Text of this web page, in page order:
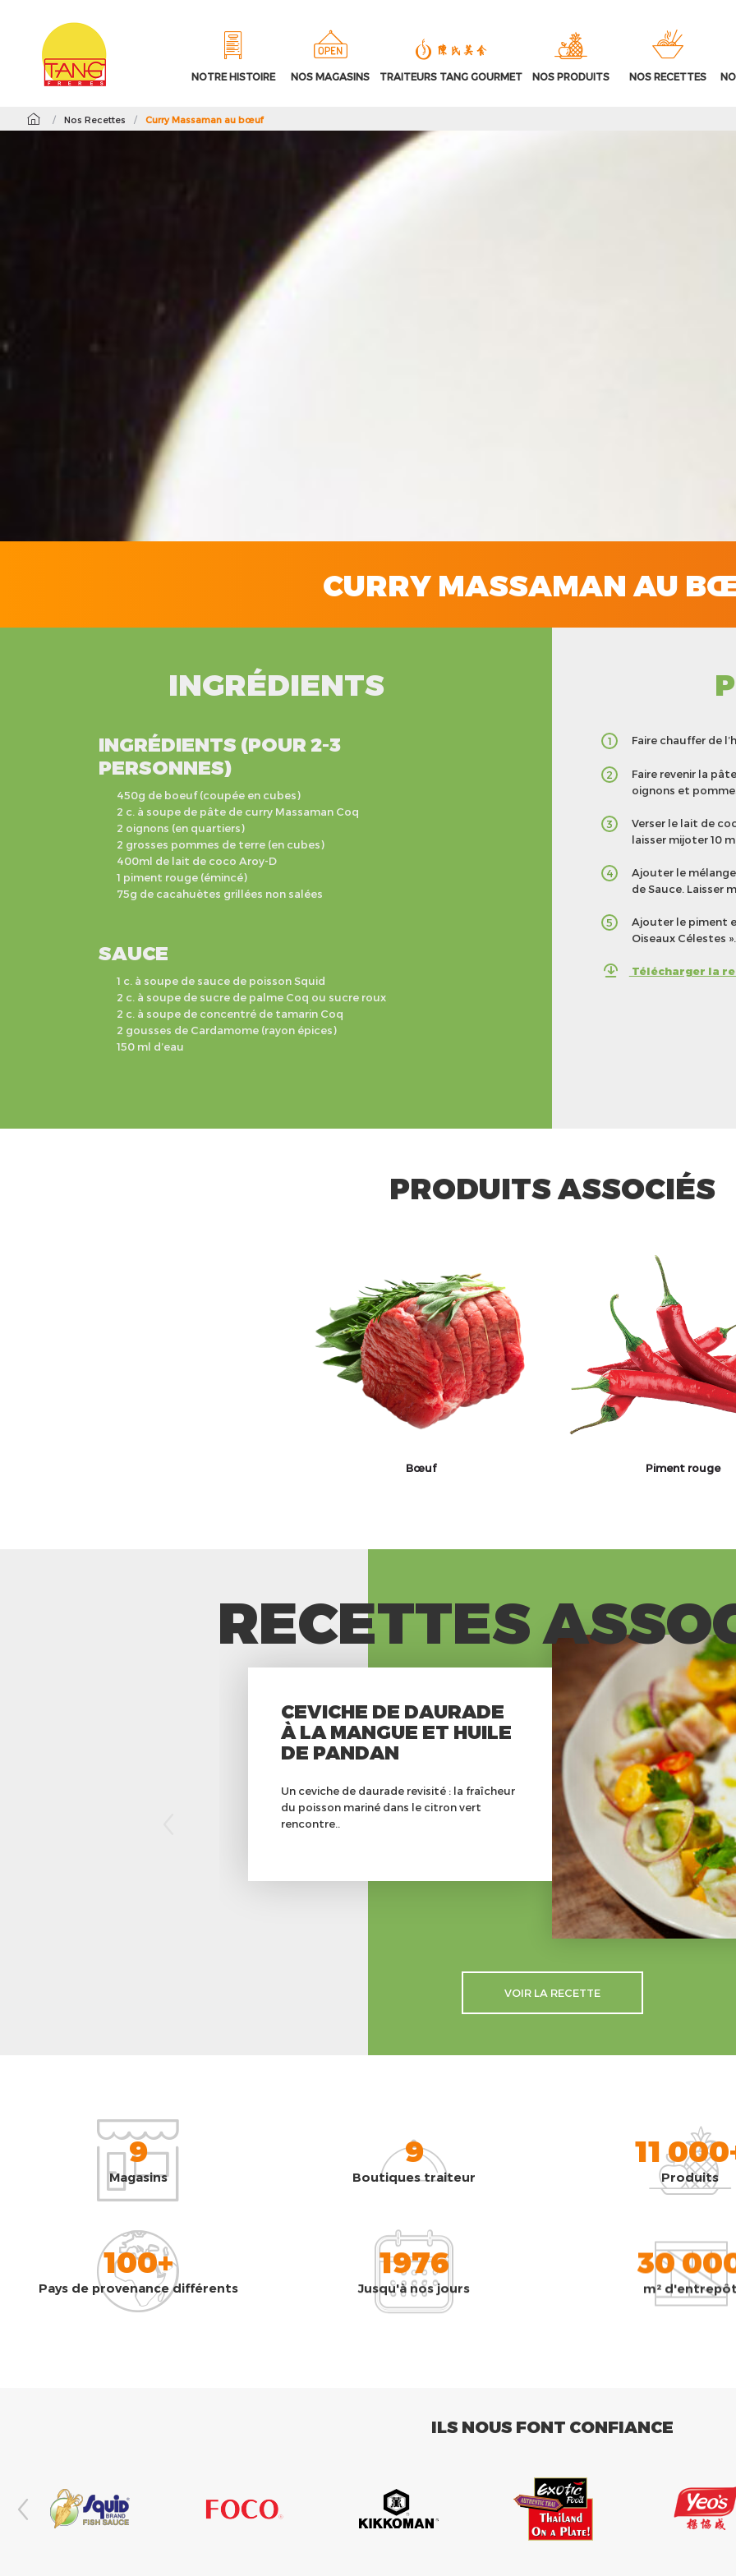
NOTRE HISTOIRE NOS MAGASINS TRAITEURS TANG GOURMET NOS PRODUITS NOS RECETTES
/ Nos Recettes / Curry Massaman au bœuf
CURRY MASSAMAN AU
INGRÉDIENTS
INGRÉDIENTS (POUR 2-3
PERSONNES)
450g de boeuf (coupée en cubes)
2 c. à soupe de pâte de curry Massaman Coq
2 oignons (en quartiers)
2 grosses pommes de terre (en cubes)
400ml de lait de coco Aroy-D
1 piment rouge (émincé)
75g de cacahuètes grillées non salées
SAUCE
1 c. à soupe de sauce de poisson Squid
2 c. à soupe de sucre de palme Coq ou sucre roux
2 c. à soupe de concentré de tamarin Coq
2 gousses de Cardamome (rayon épices)
150 ml d’eau
1 Faire chauffer de
2
Faire revenir la
oignons et
3
Verser le lait de
laisser mijoter 10
4
Ajouter le
de Sauce. Laisser
5
Ajouter le piment
Oiseaux Célestes ».
Télécharger la
PRODUITS ASSOCIÉS
Bœuf Piment rouge
RECETTES
CEVICHE DE DAURADE
À LA MANGUE ET HUILE
DE PANDAN
Un ceviche de daurade revisité : la fraîcheur
du poisson mariné dans le citron vert
rencontre..
VOIR LA RECETTE
9
Magasins
9
Boutiques traiteur
11
Produits
100+
Pays de provenance différents
1976
Jusqu'à nos jours
30
m² d'entrepôt
ILS NOUS FONT CONFIANCE